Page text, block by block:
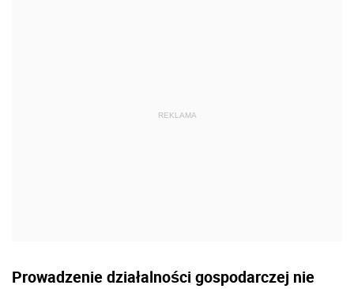
Prowadzenie działalności gospodarczej nie